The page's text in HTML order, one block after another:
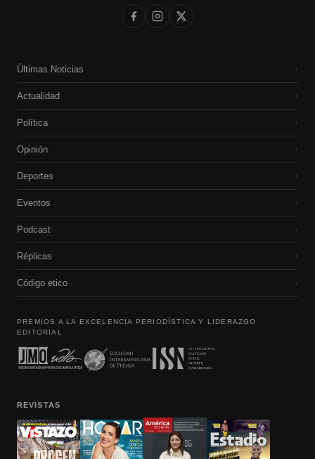
Últimas Noticias ›
Actualidad ›
Política ›
Opinión ›
Deportes ›
Eventos ›
Podcast ›
Réplicas ›
Código etico ›
PREMIOS A LA EXCELENCIA PERIODÍSTICA Y LIDERAZGO
EDITORIAL
REVISTAS